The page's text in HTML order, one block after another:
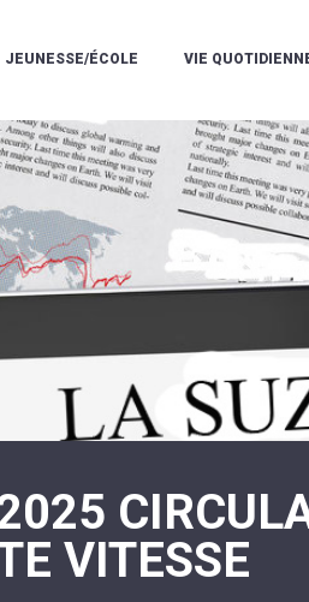
JEUNESSE/ÉCOLE
PÉRISCOLAIRE
ASSOCIATION
VIE
ESPACE
VIE
SOCIALE
QUELQUES
RÈGLES
VIE
ENVIRONNEMENT
L'ASSAINISSEMENT
RÉSIDENCE
AUTONOMIE
LE
POLICE
MUNICIPALE
/
RISQUES
VITESSE